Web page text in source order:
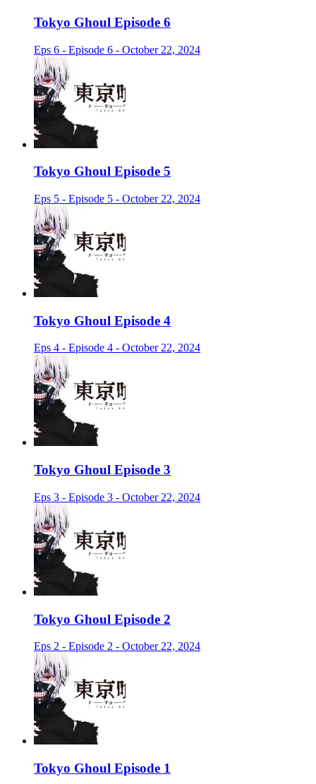
Tokyo Ghoul Episode 6
Eps 6 - Episode 6 - October 22, 2024
Tokyo Ghoul Episode 5
Eps 5 - Episode 5 - October 22, 2024
Tokyo Ghoul Episode 4
Eps 4 - Episode 4 - October 22, 2024
Tokyo Ghoul Episode 3
Eps 3 - Episode 3 - October 22, 2024
Tokyo Ghoul Episode 2
Eps 2 - Episode 2 - October 22, 2024
Tokyo Ghoul Episode 1